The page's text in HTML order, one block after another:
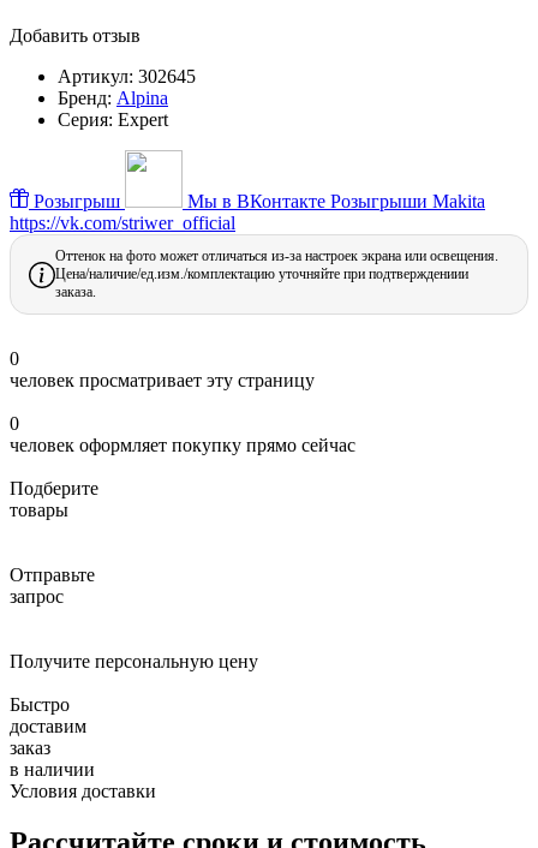
Добавить отзыв
Артикул: 302645
Бренд: Alpina
Серия: Expert
Розыгрыш Мы в ВКонтакте Розыгрыши Makita
https://vk.com/striwer_official
Оттенок на фото может отличаться из-за настроек экрана или освещения.
Цена/наличие/ед.изм./комплектацию уточняйте при подтверждениии
заказа.
0
человек просматривает эту страницу
0
человек оформляет покупку прямо сейчас
Подберите
товары
Отправьте
запрос
Получите персональную цену
Быстро
доставим
заказ
в наличии
Условия доставки